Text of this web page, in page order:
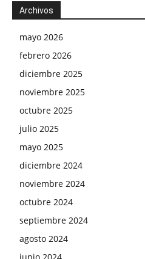
Archivos
mayo 2026
febrero 2026
diciembre 2025
noviembre 2025
octubre 2025
julio 2025
mayo 2025
diciembre 2024
noviembre 2024
octubre 2024
septiembre 2024
agosto 2024